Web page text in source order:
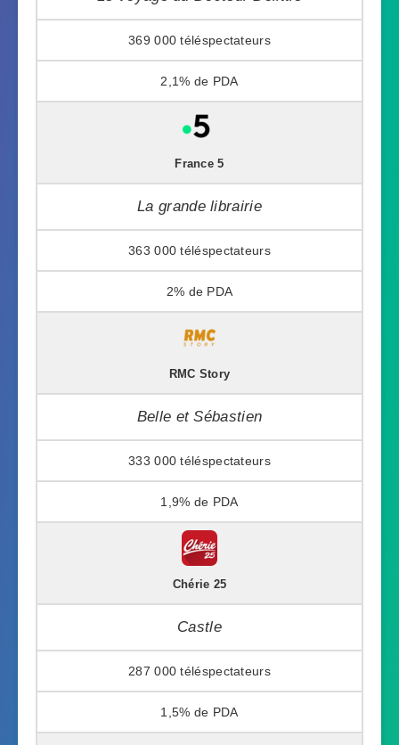
369 000
2,1%
France 5
La grande librairie
363 000
2%
RMC Story
Belle et Sébastien
333 000
1,9%
Chérie 25
Castle
287 000
1,5%